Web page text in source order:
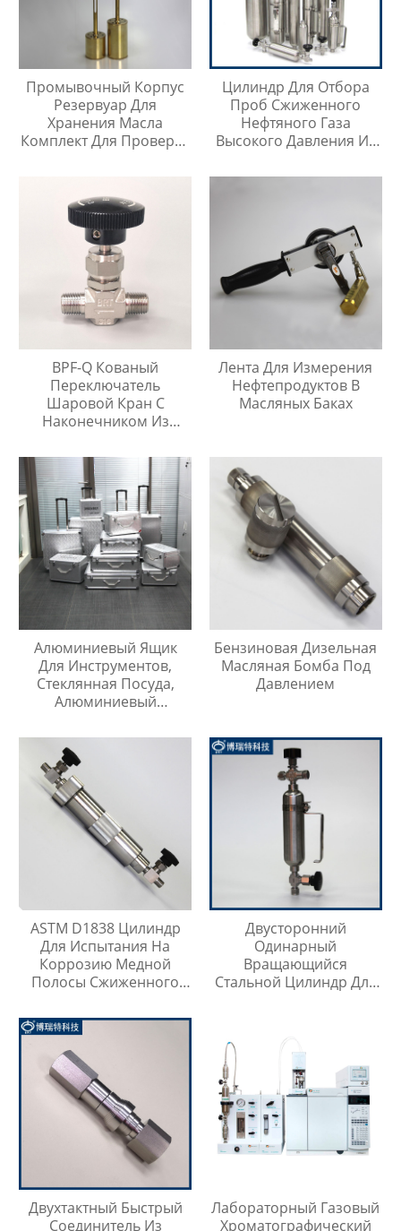
Промывочный Корпус
Резервуар Для
Хранения Масла
Комплект Для Проверки
Цилиндр Для Отбора
Проб Сжиженного
Нефтяного Газа
Высокого Давления Из
316SS
BPF-Q Кованый
Переключатель
Шаровой Кран С
Наконечником Из
316
Лента Для Измерения
Нефтепродуктов В
Масляных Баках
Алюминиевый Ящик
Для Инструментов,
Стеклянная Посуда,
Алюминиевый
Бензиновая Дизельная
Масляная Бомба Под
Давлением
ASTM D1838 Цилиндр
Для Испытания На
Коррозию Медной
Полосы Сжиженного
Двусторонний
Одинарный
Вращающийся
Стальной Цилиндр Для
Двухтактный Быстрый
Соединитель Из
Лабораторный Газовый
Хроматографический